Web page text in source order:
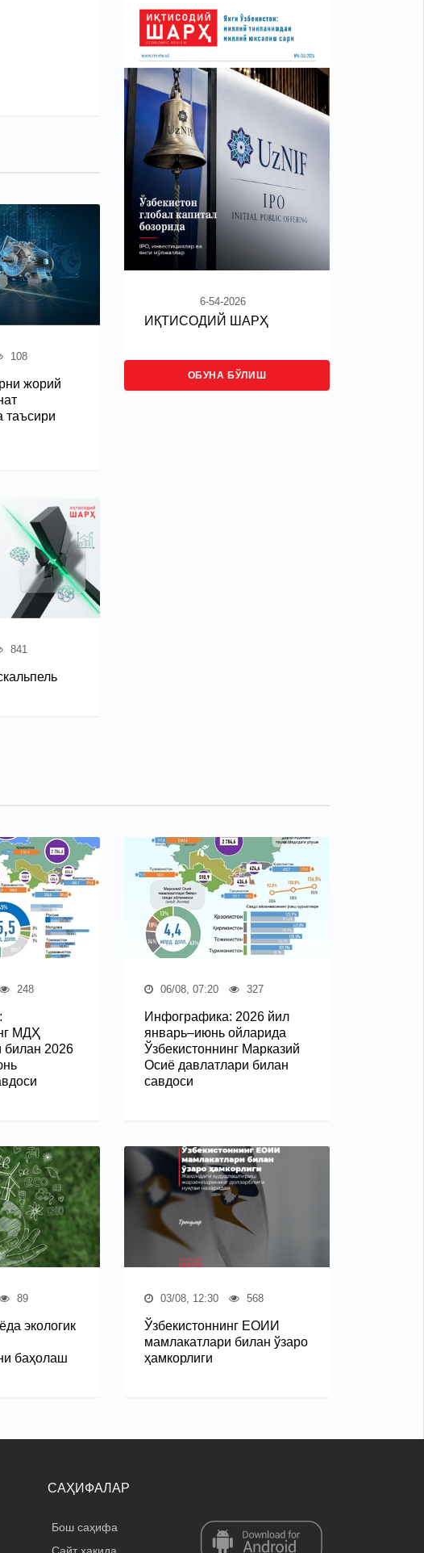
108
жорий
таъсири
841
6-54-2026
ИҚТИСОДИЙ ШАРҲ
ОБУНА БЎЛИШ
248
МДҲ
билан 2026
06/08, 07:20 327
Инфографика: 2026 йил
январь–июнь ойларида
Ўзбекистоннинг Марказий
Осиё давлатлари билан
савдоси
89
экологик
баҳолаш
03/08, 12:30 568
Ўзбекистоннинг ЕОИИ
мамлакатлари билан ўзаро
ҳамкорлиги
САҲИФАЛАР
Бош саҳифа